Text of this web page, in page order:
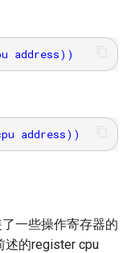
一些操作寄存器的
述的register cpu